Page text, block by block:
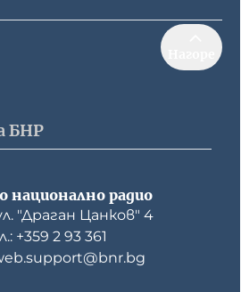
БНР
национално радио
"Драган Цанков" 4
+359 2 93 361